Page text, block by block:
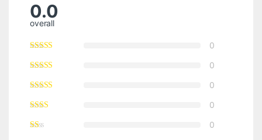
0.0
overall
0
0
0
0
0